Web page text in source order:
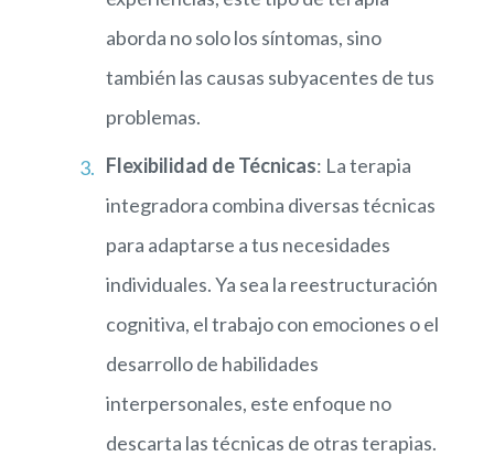
aborda no solo los síntomas, sino
también las causas subyacentes de tus
problemas.
Flexibilidad de Técnicas: La terapia
integradora combina diversas técnicas
para adaptarse a tus necesidades
individuales. Ya sea la reestructuración
cognitiva, el trabajo con emociones o el
desarrollo de habilidades
interpersonales, este enfoque no
descarta las técnicas de otras terapias.